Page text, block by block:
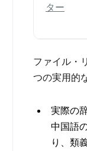
ター
ファイル・
つの実用的
実際の
中国語
り、類